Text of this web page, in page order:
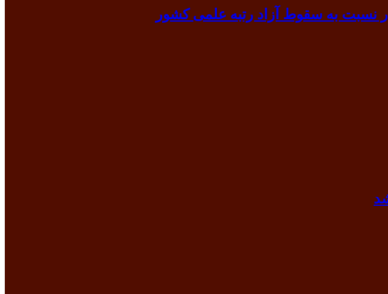
به سقوط آزاد رتبه علمی کشور